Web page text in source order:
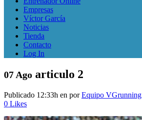
Empresas
Víctor García
Noticias
Tienda
Contacto
Log In
07 Ago articulo 2
Publicado 12:33h en porEquipo VGrunning
0 Likes